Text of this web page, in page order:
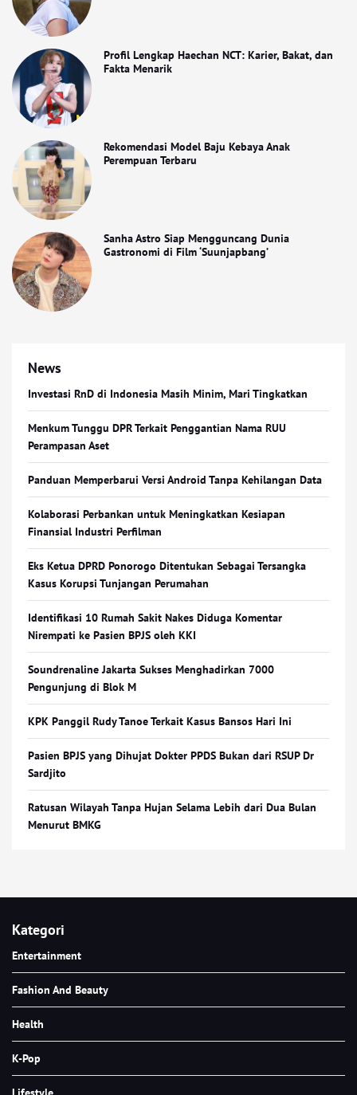
Profil Lengkap Haechan NCT: Karier, Bakat, dan
Fakta Menarik
Rekomendasi Model Baju Kebaya Anak
Perempuan Terbaru
Sanha Astro Siap Mengguncang Dunia
Gastronomi di Film ‘Suunjapbang’
News
Investasi RnD di Indonesia Masih Minim, Mari Tingkatkan
Menkum Tunggu DPR Terkait Penggantian Nama RUU
Perampasan Aset
Panduan Memperbarui Versi Android Tanpa Kehilangan Data
Kolaborasi Perbankan untuk Meningkatkan Kesiapan
Finansial Industri Perfilman
Eks Ketua DPRD Ponorogo Ditentukan Sebagai Tersangka
Kasus Korupsi Tunjangan Perumahan
Identifikasi 10 Rumah Sakit Nakes Diduga Komentar
Nirempati ke Pasien BPJS oleh KKI
Soundrenaline Jakarta Sukses Menghadirkan 7000
Pengunjung di Blok M
KPK Panggil Rudy Tanoe Terkait Kasus Bansos Hari Ini
Pasien BPJS yang Dihujat Dokter PPDS Bukan dari RSUP Dr
Sardjito
Ratusan Wilayah Tanpa Hujan Selama Lebih dari Dua Bulan
Menurut BMKG
Kategori
Entertainment
Fashion And Beauty
Health
K-Pop